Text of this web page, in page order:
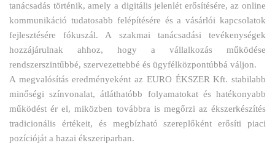
tanácsadás történik, amely a digitális jelenlét erősítésére, az online
kommunikáció tudatosabb felépítésére és a vásárlói kapcsolatok
fejlesztésére fókuszál. A szakmai tanácsadási tevékenységek
hozzájárulnak ahhoz, hogy a vállalkozás működése
rendszerszintűbbé, szervezettebbé és ügyfélközpontúbbá váljon.
A megvalósítás eredményeként az EURO ÉKSZER Kft. stabilabb
minőségi színvonalat, átláthatóbb folyamatokat és hatékonyabb
működést ér el, miközben továbbra is megőrzi az ékszerkészítés
tradicionális értékeit, és megbízható szereplőként erősíti piaci
pozícióját a hazai ékszeriparban.